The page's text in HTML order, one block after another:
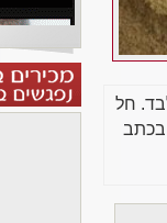
חל
בכתב